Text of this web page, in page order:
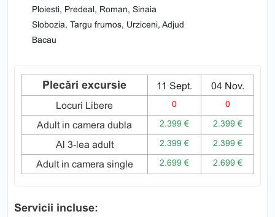
Ploiesti, Predeal, Roman, Sinaia
Slobozia, Targu frumos, Urziceni, Adjud
Bacau
Plecări excursie 11 Sept.
04 Nov.
Locuri Libere
0 0
Adult in camera dubla 2.399 € 2.399 €
Al 3-lea adult 2.399 € 2.399 €
Adult in camera single 2.699 € 2.699 €
Servicii incluse: